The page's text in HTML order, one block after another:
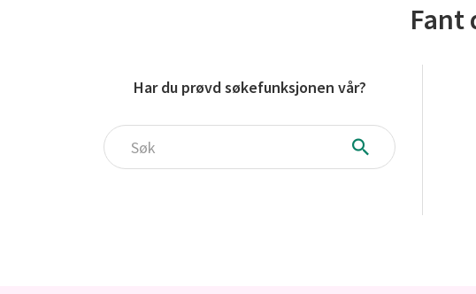
Fant
Har du prøvd søkefunksjonen vår?
Søk